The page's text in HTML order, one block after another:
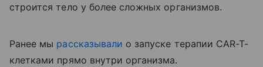
строится тело у более сложных организмов.
Ранее мы рассказывали о запуске терапии CAR-T-
клетками прямо внутри организма.